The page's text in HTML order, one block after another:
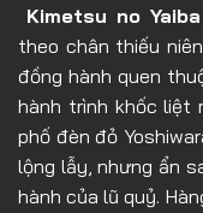
Kimetsu no
theo chân thiếu
đồng hành quen
hành trình khốc liệt
phố đèn đỏ
lộng lẫy, nhưng ẩn
hành của lũ quỷ.